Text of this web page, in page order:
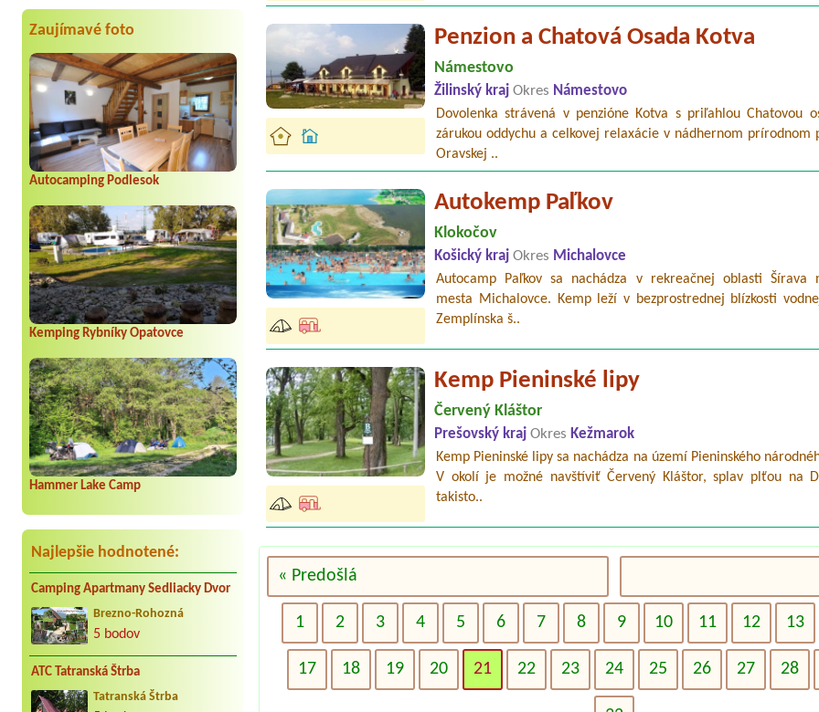
Zaujímavé foto
Autocamping Podlesok
Kemping Rybníky Opatovce
Hammer Lake Camp
Najlepšie hodnotené:
Camping Apartmany Sedliacky Dvor
Brezno-Rohozná
5 bodov
ATC Tatranská Štrba
Tatranská Štrba
Penzion a Chatová Osada Kotva
Námestovo
Žilinský krajOkres Námestovo
Dovolenka strávená v penzióne Kotva s priľahlou Chatovou
zárukou oddychu a celkovej relaxácie v nádhernom prírodnom
Oravskej ..
Autokemp Paľkov
Klokočov
Košický krajOkres Michalovce
Autocamp Paľkov sa nachádza v rekreačnej oblasti Šírava
mesta Michalovce. Kemp leží v bezprostrednej blízkosti
Zemplínska š..
Kemp Pieninské lipy
Červený Kláštor
Prešovský krajOkres Kežmarok
Kemp Pieninské lipy sa nachádza na území Pieninského
V okolí je možné navštíviť Červený Kláštor, splav plťou na
takisto..
« Predošlá
1 2 3 4 5 6 7 8 9 10 11 12 13
17 18 19 20 21 22 23 24 25 26 27 28